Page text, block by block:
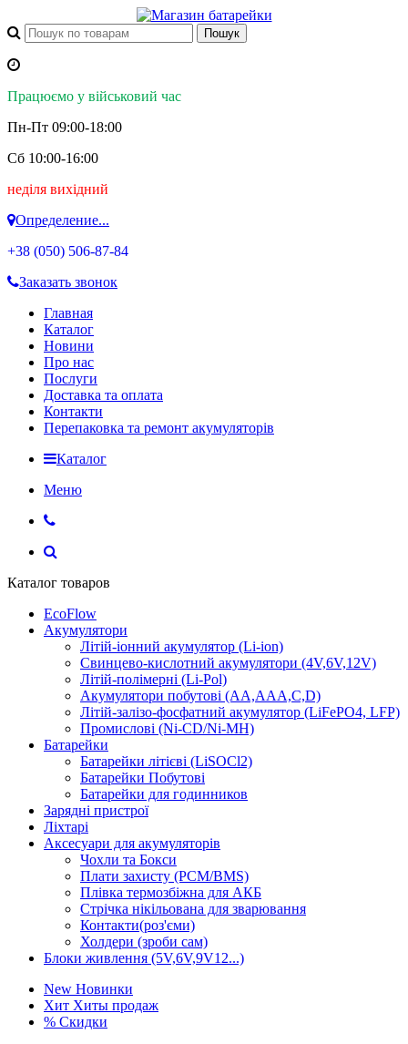
Працюємо у військовий час
Пн-Пт 09:00-18:00
Сб 10:00-16:00
неділя вихідний
Определение...
+38 (050) 506-87-84
Заказать звонок
Главная
Каталог
Новини
Про нас
Послуги
Доставка та оплата
Контакти
Перепаковка та ремонт акумуляторів
Каталог
Меню
Каталог товаров
EcoFlow
Акумулятори
Літій-іонний акумулятор (Li-ion)
Свинцево-кислотний акумулятори (4V,6V,12V)
Літій-полімерні (Li-Pol)
Акумулятори побутові (AA,AAA,C,D)
Літій-залізо-фосфатний акумулятор (LiFePO4, LFP)
Промислові (Ni-CD/Ni-MH)
Батарейки
Батарейки літієві (LiSOCl2)
Батарейки Побутові
Батарейки для годинников
Зарядні пристрої
Ліхтарі
Аксесуари для акумуляторів
Чохли та Бокси
Плати захисту (PCM/BMS)
Плівка термозбіжна для АКБ
Стрічка нікільована для зварювання
Контакти(роз'єми)
Холдери (зроби сам)
Блоки живлення (5V,6V,9V12...)
New Новинки
Хит Хиты продаж
% Скидки